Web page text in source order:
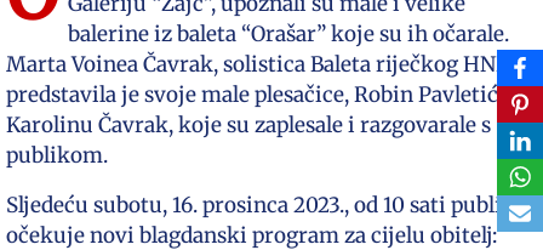
balerine iz baleta “Orašar” koje su ih očarale.
Marta Voinea Čavrak, solistica Baleta riječkog HNK-a,
predstavila je svoje male plesačice, Robin Pavletić i
Karolinu Čavrak, koje su zaplesale i razgovarale s
publikom.
Sljedeću subotu, 16. prosinca 2023., od 10 sati publiku
očekuje novi blagdanski program za cijelu obitelj: